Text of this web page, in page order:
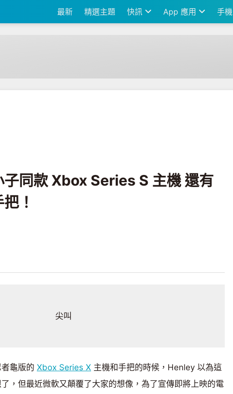
最新 精選主題 快訊 App 應用 手機
Series S 主機 還有整支毛茸茸的手把！
同款 Xbox Series S 主機 還有
！
尖叫
龜版的 Xbox Series X 主機和手把的時候，Henley 以為這
，但最近微軟又顛覆了大家的想像，為了宣傳即將上映的電